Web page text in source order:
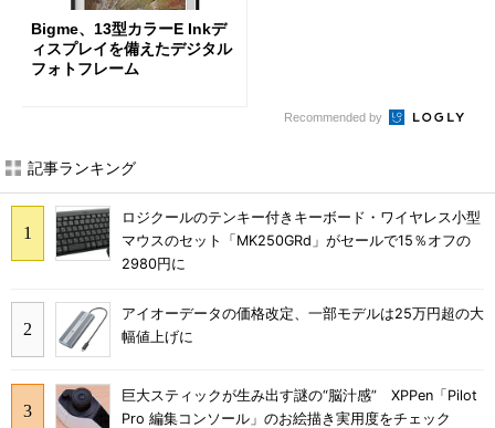
Bigme、13型カラーE Inkデ
ィスプレイを備えたデジタル
フォトフレーム
Recommended by
記事ランキング
ロジクールのテンキー付きキーボード・ワイヤレス小型
マウスのセット「MK250GRd」がセールで15％オフの
2980円に
アイオーデータの価格改定、一部モデルは25万円超の大
幅値上げに
巨大スティックが生み出す謎の“脳汁感” XPPen「Pilot
Pro 編集コンソール」のお絵描き実用度をチェック